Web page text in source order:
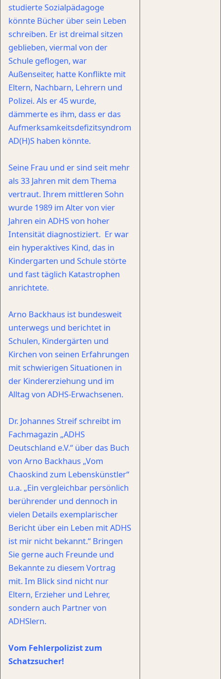
studierte Sozialpädagoge
könnte Bücher über sein Leben
schreiben. Er ist dreimal sitzen
geblieben, viermal von der
Schule geflogen, war
Außenseiter, hatte Konflikte mit
Eltern, Nachbarn, Lehrern und
Polizei. Als er 45 wurde,
dämmerte es ihm, dass er das
Aufmerksamkeitsdefizitsyndrom
AD(H)S haben könnte.
Seine Frau und er sind seit mehr
als 33 Jahren mit dem Thema
vertraut. Ihrem mittleren Sohn
wurde 1989 im Alter von vier
Jahren ein ADHS von hoher
Intensität diagnostiziert. Er war
ein hyperaktives Kind, das in
Kindergarten und Schule störte
und fast täglich Katastrophen
anrichtete.
Arno Backhaus ist bundesweit
unterwegs und berichtet in
Schulen, Kindergärten und
Kirchen von seinen Erfahrungen
mit schwierigen Situationen in
der Kindererziehung und im
Alltag von ADHS-Erwachsenen.
Dr. Johannes Streif schreibt im
Fachmagazin „ADHS
Deutschland e.V.“ über das Buch
von Arno Backhaus „Vom
Chaoskind zum Lebenskünstler“
u.a. „Ein vergleichbar persönlich
berührender und dennoch in
vielen Details exemplarischer
Bericht über ein Leben mit ADHS
ist mir nicht bekannt.“ Bringen
Sie gerne auch Freunde und
Bekannte zu diesem Vortrag
mit. Im Blick sind nicht nur
Eltern, Erzieher und Lehrer,
sondern auch Partner von
ADHSlern.
Vom Fehlerpolizist zum
Schatzsucher!